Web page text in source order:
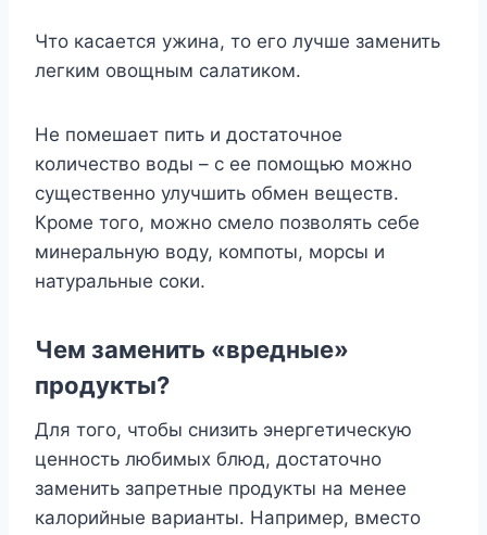
Что касается ужина, то его лучше заменить
легким овощным салатиком.
Не помешает пить и достаточное
количество воды – с ее помощью можно
существенно улучшить обмен веществ.
Кроме того, можно смело позволять себе
минеральную воду, компоты, морсы и
натуральные соки.
Чем заменить «вредные»
продукты?
Для того, чтобы снизить энергетическую
ценность любимых блюд, достаточно
заменить запретные продукты на менее
калорийные варианты. Например, вместо